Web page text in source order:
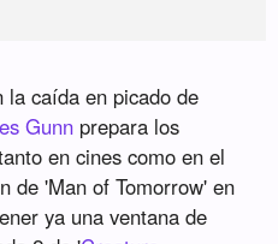
la caída en picado de
Gunn prepara los
en cines como en el
de 'Man of Tomorrow' en
ya una ventana de